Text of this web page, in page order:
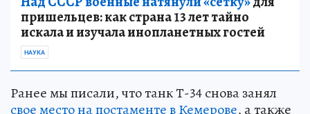
пришельцев: как страна 13 лет тайно
искала и изучала инопланетных гостей
НАУКА
Ранее мы писали, что танк Т-34 снова занял
свое место на постаменте в Кемерове, а также